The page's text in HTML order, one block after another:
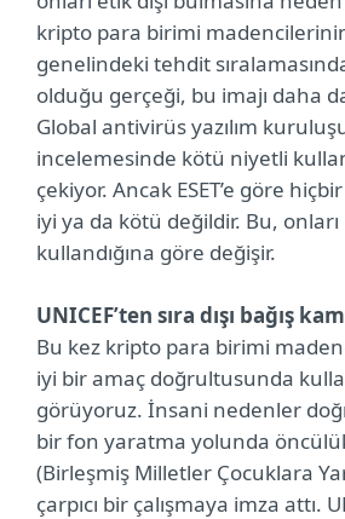
kripto para birimi
genelindeki tehdit
olduğu gerçeği, bu imajı daha
Global antivirüs yazılım
incelemesinde kötü niyetli
çekiyor. Ancak ESET’e göre
iyi ya da kötü değildir. Bu,
kullandığına göre değişir.
UNICEF’ten sıra dışı bağış
Bu kez kripto para birimi
iyi bir amaç doğrultusunda
görüyoruz. İnsani nedenler
bir fon yaratma yolunda
(Birleşmiş Milletler Çocuklara
çarpıcı bir çalışmaya imza attı.